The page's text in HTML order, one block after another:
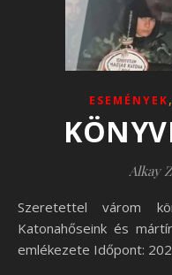
ESEMÉNYEK,
Alkay
Szeretettel várom könyvbemutatómra. Könyv címe:
Katonahőseink és
emlékezete Időpont: